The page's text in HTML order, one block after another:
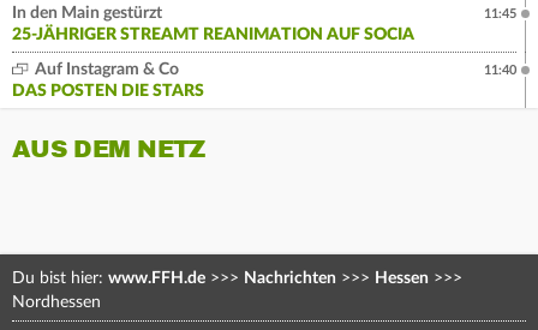
In den Main gestürzt
25-JÄHRIGER STREAMT REANIMATION AUF SOCIA
11:45
Auf Instagram & Co
DAS POSTEN DIE STARS
11:40
AUS DEM NETZ
Du bist hier: www.FFH.de >>> Nachrichten >>> Hessen >>>
Nordhessen